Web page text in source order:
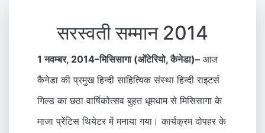
सरस्वती सम्मान 2014
1 नवम्बर, 2014–मिसिसागा (ओंटेरियो, कैनेडा)– आज
कैनेडा की प्रमुख हिन्दी साहित्यिक संस्था हिन्दी राइटर्स
गिल्ड का छठा वार्षिकोत्सव बुहत धूमधाम से मिसिसागा के
माजा प्रेंटिस थियेटर में मनाया गया। कार्यक्रम दोपहर के